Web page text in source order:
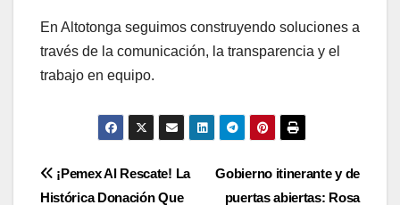
En Altotonga seguimos construyendo soluciones a
través de la comunicación, la transparencia y el
trabajo en equipo.
Navegación
Gobierno itinerante y de
puertas abiertas: Rosa
¡Pemex Al Rescate! La
Histórica Donación Que